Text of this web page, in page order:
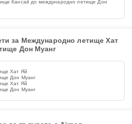
Кансай до международно летище Дон
за Международно летище Хат
Дон Муанг
Хат Яй
Дон Муанг
Хат Яй
Дон Муанг